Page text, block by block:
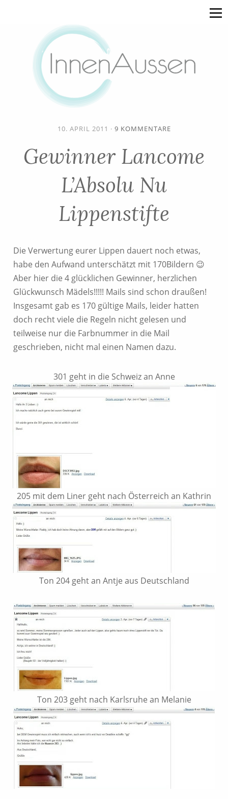
10. APRIL 2011 · 9 KOMMENTARE
Gewinner Lancome
L’Absolu Nu
Lippenstifte
Die Verwertung eurer Lippen dauert noch etwas,
habe den Aufwand unterschätzt mit 170Bildern 😉
Aber hier die 4 glücklichen Gewinner, herzlichen
Glückwunsch Mädels!!!!! Mails sind schon draußen!
Insgesamt gab es 170 gültige Mails, leider hatten
doch recht viele die Regeln nicht gelesen und
teilweise nur die Farbnummer in die Mail
geschrieben, nicht mal einen Namen dazu.
301 geht in die Schweiz an Anne
205 mit dem Liner geht nach Österreich an Kathrin
Ton 204 geht an Antje aus Deutschland
Ton 203 geht nach Karlsruhe an Melanie